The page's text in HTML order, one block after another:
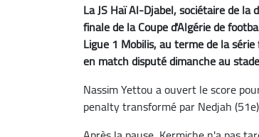
La JS Haï Al-Djabel, sociétaire de
finale de la Coupe d'Algérie de
Ligue 1 Mobilis, au terme de la
en match disputé dimanche au
Nassim Yettou a ouvert le score
penalty transformé par Nedjah